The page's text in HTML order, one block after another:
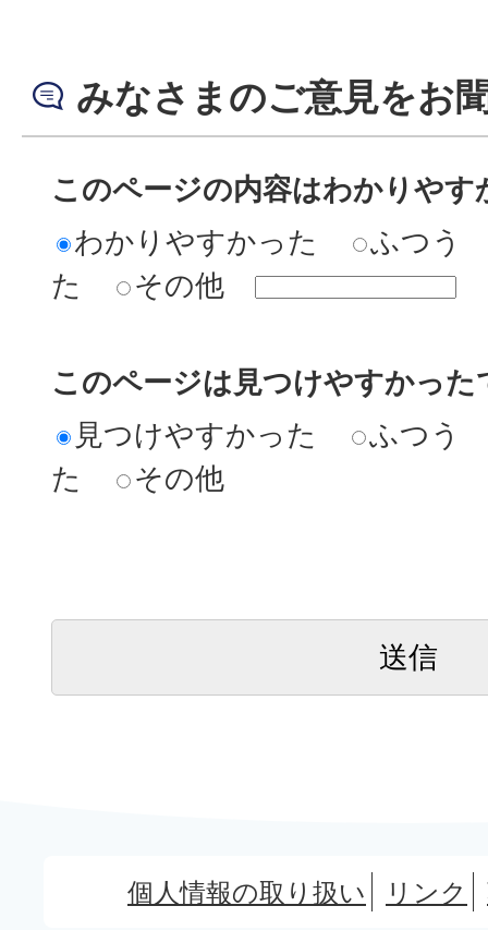
みなさまのご意見をお
このページの内容はわかりやす
わかりやすかった
ふつう
た
その他
このページは見つけやすかった
見つけやすかった
ふつう
た
その他
個人情報の取り扱い リンク